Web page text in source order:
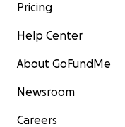
Pricing
Help Center
About GoFundMe
Newsroom
Careers